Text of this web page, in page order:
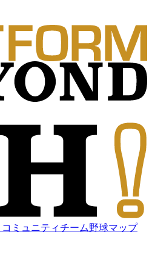
コミュニティチーム野球マップ